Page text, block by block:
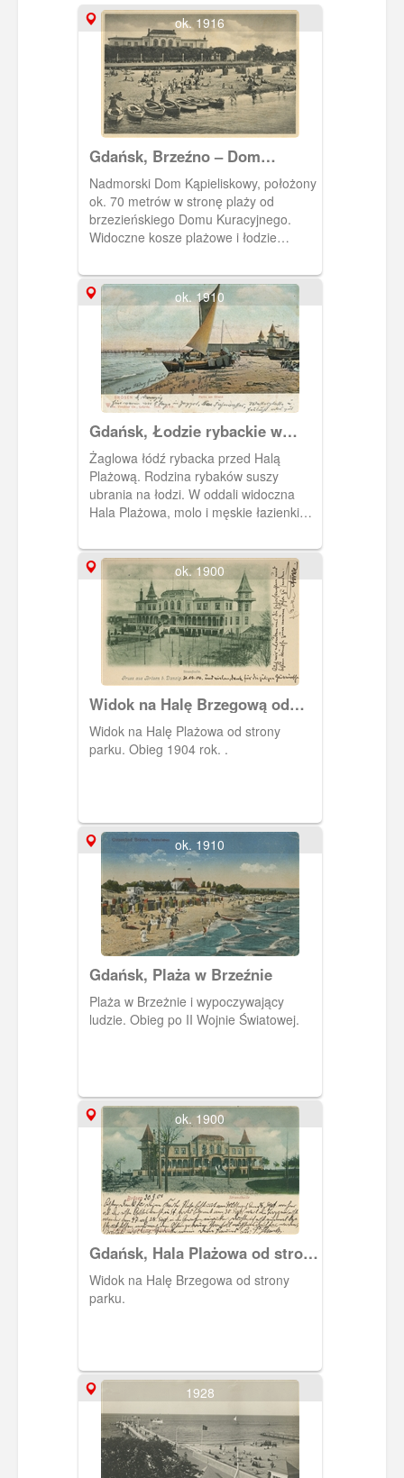
ok. 1916
Gdańsk, Brzeźno – Dom
Kąpieliskowy i plaża
Nadmorski Dom Kąpieliskowy, położony
ok. 70 metrów w stronę plaży od
brzezieńskiego Domu Kuracyjnego.
Widoczne kosze plażowe i łodzie
ok. 1910
Gdańsk, Łodzie rybackie w
Brzeźnie
Żaglowa łódź rybacka przed Halą
Plażową. Rodzina rybaków suszy
ubrania na łodzi. W oddali widoczna
Hala Plażowa, molo i męskie łazienki
ok. 1900
Widok na Halę Brzegową od
strony parku
Widok na Halę Plażowa od strony
parku. Obieg 1904 rok. .
ok. 1910
Gdańsk, Plaża w Brzeźnie
Plaża w Brzeżnie i wypoczywający
ludzie. Obieg po II Wojnie Światowej.
ok. 1900
Gdańsk, Hala Plażowa od strony
Parku
Widok na Halę Brzegowa od strony
parku.
1928